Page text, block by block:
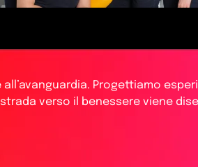
Progettiamo
verso il benessere viene